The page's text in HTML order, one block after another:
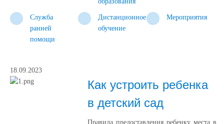
Служба
ранней
помощи
Дистанционное
обучение
Мероприятия
18.09.2023
Как устроить ребенка
в детский сад
Правила предоставления ребенку места в